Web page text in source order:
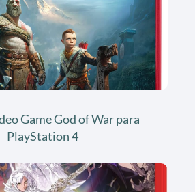
Game God of War para
PlayStation 4